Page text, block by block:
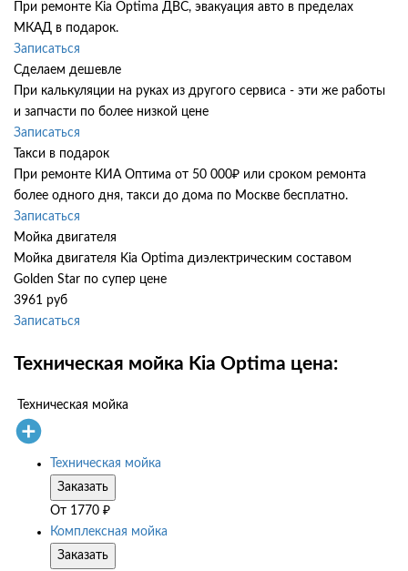
При ремонте Kia Optima ДВС, эвакуация авто в пределах
МКАД в подарок.
Записаться
Сделаем дешевле
При калькуляции на руках из другого сервиса - эти же работы
и запчасти по более низкой цене
Записаться
Такси в подарок
При ремонте КИА Оптима от 50 000₽ или сроком ремонта
более одного дня, такси до дома по Москве бесплатно.
Записаться
Мойка двигателя
Мойка двигателя Kia Optima диэлектрическим составом
Golden Star по супер цене
3961 руб
Записаться
Техническая мойка Kia Optima цена:
Техническая мойка
Техническая мойка
Заказать
От 1770 ₽
Комплексная мойка
Заказать